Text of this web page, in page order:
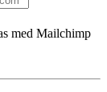
med Mailchimp